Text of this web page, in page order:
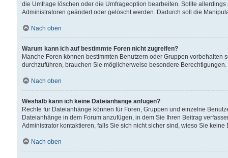
die Umfrage löschen oder die Umfrageoption bearbeiten. Sollte
Administratoren geändert oder gelöscht werden. Dadurch soll die
Nach oben
Warum kann ich auf bestimmte Foren nicht zugreifen?
Manche Foren können bestimmten Benutzern oder Gruppen
durchzuführen, brauchen Sie möglicherweise besondere
Nach oben
Weshalb kann ich keine Dateianhänge anfügen?
Rechte für Dateianhänge können für Foren, Gruppen und einzelne
Dateianhänge in dem Forum anzufügen, in dem Sie Ihren Beitrag
Administrator kontaktieren, falls Sie sich nicht sicher sind, wieso Sie
Nach oben